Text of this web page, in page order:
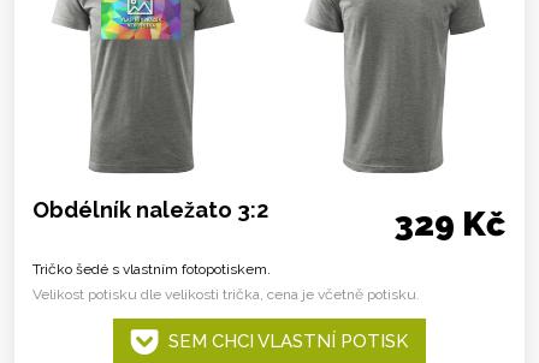
Obdélník naležato 3:2 329 Kč
Tričko šedé s vlastním fotopotiskem.
Velikost potisku dle velikosti trička, cena je včetně potisku.
SEM CHCI VLASTNÍ POTISK